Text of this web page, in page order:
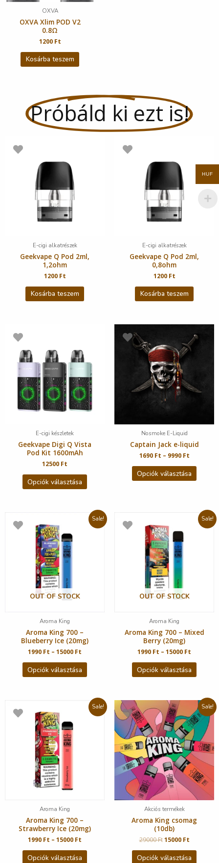
OXVA
OXVA Xlim POD V2
0.8Ω
1200 Ft
Kosárba teszem
Próbáld ki ezt is!
E-cigi alkatrészek
Geekvape Q Pod 2ml,
1,2ohm
1200 Ft
Kosárba teszem
E-cigi alkatrészek
Geekvape Q Pod 2ml,
0,8ohm
1200 Ft
Kosárba teszem
E-cigi készletek
Geekvape Digi Q Vista
Pod Kit 1600mAh
12500 Ft
Opciók választása
Nosmoke E-Liquid
Captain Jack e-liquid
1690 Ft – 9990 Ft
Opciók választása
Sale!
OUT OF STOCK
Aroma King
Aroma King 700 –
Blueberry Ice (20mg)
1990 Ft – 15000 Ft
Opciók választása
Sale!
OUT OF STOCK
Aroma King
Aroma King 700 – Mixed
Berry (20mg)
1990 Ft – 15000 Ft
Opciók választása
Sale!
Aroma King
Aroma King 700 –
Strawberry Ice (20mg)
1990 Ft – 15000 Ft
Opciók választása
Sale!
Akciós termékek
Aroma King csomag
(10db)
29000Ft 15000 Ft
Opciók választása
HUF